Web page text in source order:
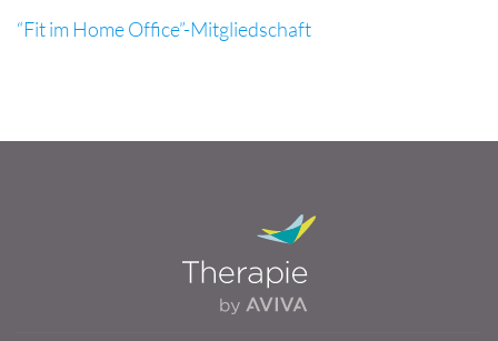
“Fit im Home Office”-Mitgliedschaft